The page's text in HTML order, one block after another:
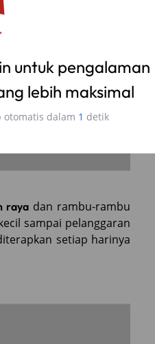
raya dan rambu-rambu
sampai pelanggaran
setiap harinya